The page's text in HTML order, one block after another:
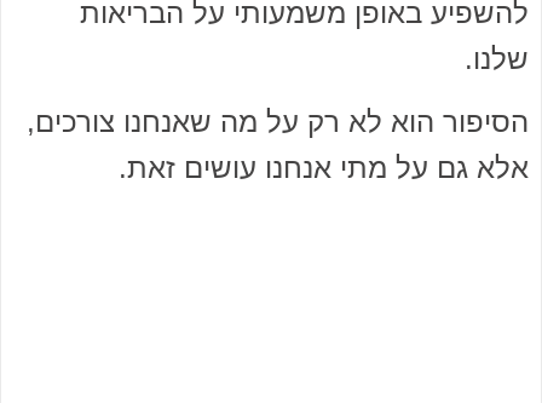
להשפיע באופן משמעותי על הבריאות
שלנו.
הסיפור הוא לא רק על מה שאנחנו צורכים,
אלא גם על מתי אנחנו עושים זאת.